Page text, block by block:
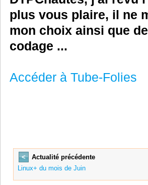
plus vous plaire, il ne
mon choix ainsi que
codage ...
Accéder à Tube-Folies
<
Actualité précédente
Linux+ du mois de Juin